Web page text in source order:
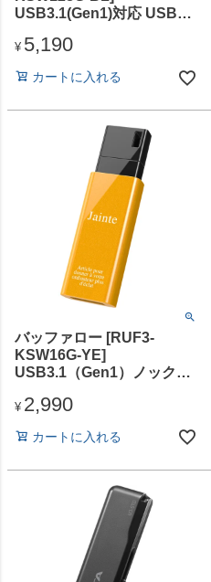
USB3.1(Gen1)対応 USBメ
128GB ブルー
¥ 5,190
カートに入れる
バッファロー [RUF3-
KSW16G-YE]
USB3.1（Gen1）ノックス
イエロー
¥ 2,990
カートに入れる